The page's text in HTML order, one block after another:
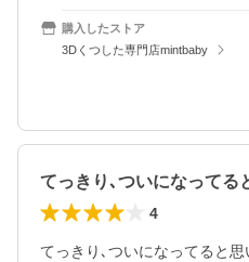
購入したストア
3Dくつした専門店mintbaby
4
てっきり､ついになってると